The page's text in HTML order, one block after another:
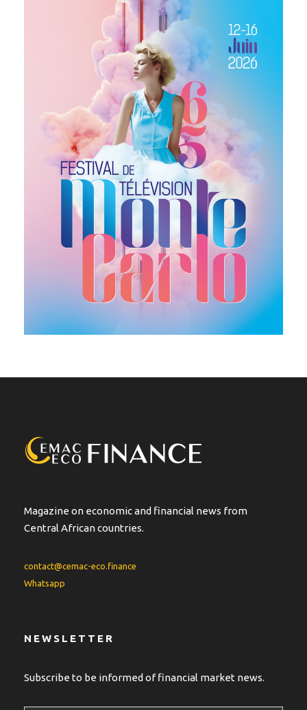
Magazine on economic and financial news from
Central African countries.
contact@cemac-eco.finance
Whatsapp
NEWSLETTER
Subscribe to be informed of financial market news.